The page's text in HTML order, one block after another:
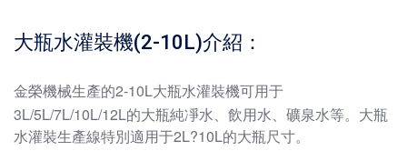
大瓶水灌裝機(2-10L)介紹：
金榮機械生產的2-10L大瓶水灌裝機可用于
3L/5L/7L/10L/12L的大瓶純凈水、飲用水、礦泉水等。大瓶
水灌裝生產線特別適用于2L?10L的大瓶尺寸。